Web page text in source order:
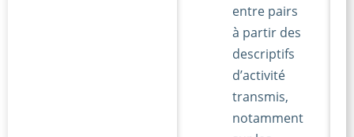
entre pairs
à partir des
descriptifs
d’activité
transmis,
notamment